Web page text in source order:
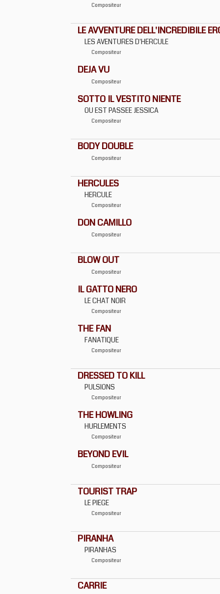
Compositeur
LE AVVENTURE DELL'INCREDIBILE
LES AVENTURES D'HERCULE
Compositeur
DEJA VU
Compositeur
SOTTO IL VESTITO NIENTE
OU EST PASSEE JESSICA
Compositeur
BODY DOUBLE
Compositeur
HERCULES
HERCULE
Compositeur
DON CAMILLO
Compositeur
BLOW OUT
Compositeur
IL GATTO NERO
LE CHAT NOIR
Compositeur
THE FAN
FANATIQUE
Compositeur
DRESSED TO KILL
PULSIONS
Compositeur
THE HOWLING
HURLEMENTS
Compositeur
BEYOND EVIL
Compositeur
TOURIST TRAP
LE PIEGE
Compositeur
PIRANHA
PIRANHAS
Compositeur
CARRIE